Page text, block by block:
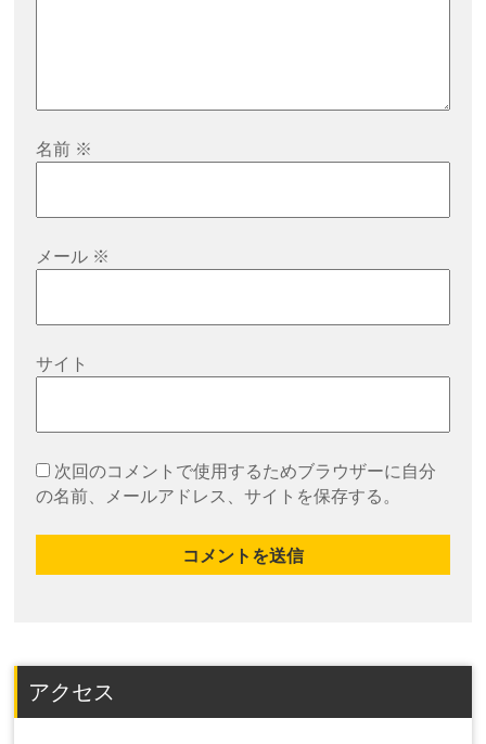
名前 ※
メール ※
サイト
次回のコメントで使用するためブラウザーに自分
の名前、メールアドレス、サイトを保存する。
アクセス